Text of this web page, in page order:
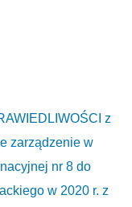
z
zarządzenie w
nr 8 do
w 2020 r. z